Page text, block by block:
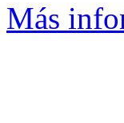
Más